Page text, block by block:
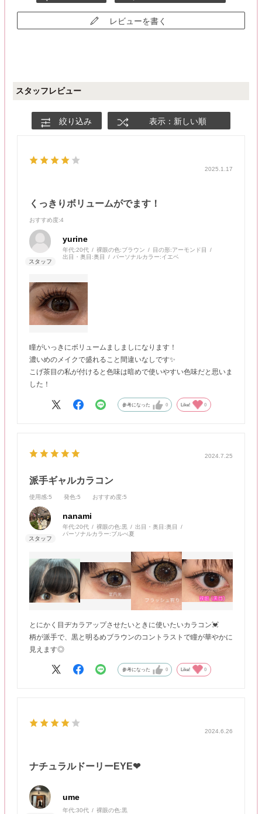
レビューを書く
スタッフレビュー
絞り込み 表示：新しい順
2025.1.17
くっきりボリュームがでます！
おすすめ度:4
yurine
年代:20代 裸眼の色:ブラウン 目の形:アーモンド目
出目・奥目:奥目 パーソナルカラー:イエベ
瞳がいっきにボリュームましましになります！
濃いめのメイクで盛れること間違いなしです✨
こげ茶目の私が付けると色味は暗めで使いやすい色味だと思いま
した！
参考になった 0 Like! 0
2024.7.25
派手ギャルカラコン
使用感:5 発色:5 おすすめ度:5
nanami
年代:20代 裸眼の色:黒 出目・奥目:奥目
パーソナルカラー:ブルべ夏
とにかく目ヂカラアップさせたいときに使いたいカラコン💓
柄が派手で、黒と明るめブラウンのコントラストで瞳が華やかに
見えます◎
参考になった 0 Like! 0
2024.6.26
ナチュラルドーリーEYE❤
ume
年代:30代 裸眼の色:黒